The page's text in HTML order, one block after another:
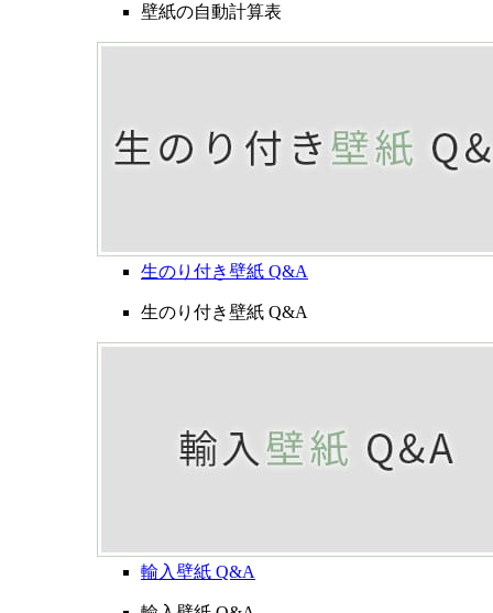
壁紙の自動計算表
生のり付き壁紙 Q&A
生のり付き壁紙 Q&A
輸入壁紙 Q&A